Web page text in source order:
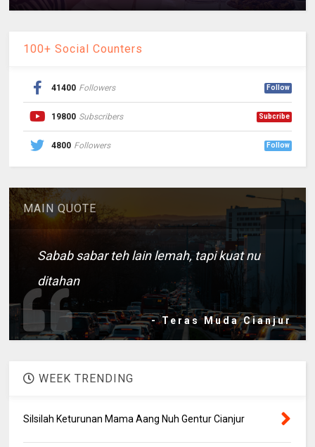
100+ Social Counters
41400 Followers Follow
19800 Subscribers Subcribe
4800 Followers Follow
MAIN QUOTE
Sabab sabar teh lain lemah, tapi kuat nu
ditahan
- Teras Muda Cianjur
WEEK TRENDING
Silsilah Keturunan Mama Aang Nuh Gentur Cianjur